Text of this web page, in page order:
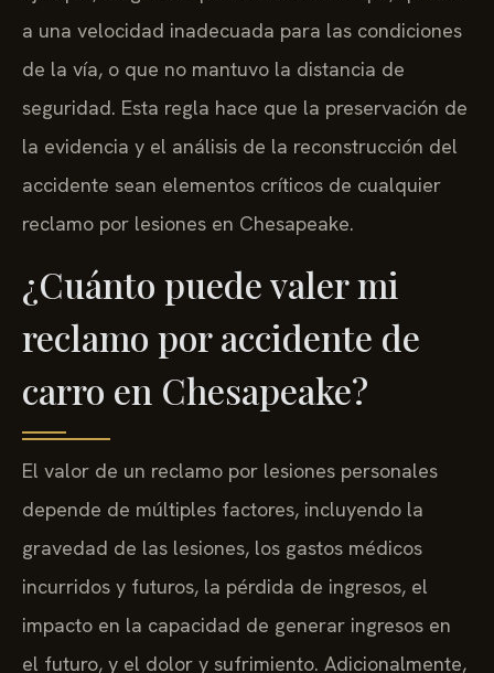
a una velocidad inadecuada para las condiciones
de la vía, o que no mantuvo la distancia de
seguridad. Esta regla hace que la preservación de
la evidencia y el análisis de la reconstrucción del
accidente sean elementos críticos de cualquier
reclamo por lesiones en Chesapeake.
¿Cuánto puede valer mi
reclamo por accidente de
carro en Chesapeake?
El valor de un reclamo por lesiones personales
depende de múltiples factores, incluyendo la
gravedad de las lesiones, los gastos médicos
incurridos y futuros, la pérdida de ingresos, el
impacto en la capacidad de generar ingresos en
el futuro, y el dolor y sufrimiento. Adicionalmente,